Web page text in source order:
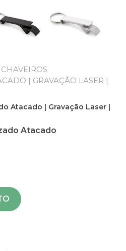
| GRAVAÇÃO LASER |
Atacado | Gravação Laser |
Atacado